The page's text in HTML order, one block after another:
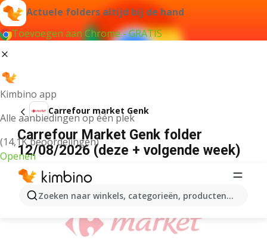
Actuele folders altijd bij de hand
Toevoegen aan Chrome - GRATIS
Kimbino app
Alle aanbiedingen op één plek
(14,1K beoordelingen)
Openen
Zoeken naar winkels, categorieën, producten...
Carrefour market Genk
Carrefour Market Genk folder
12/08/2026 (deze + volgende week)